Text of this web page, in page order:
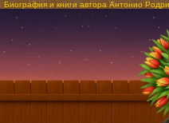
Биография и книги автора Антонио